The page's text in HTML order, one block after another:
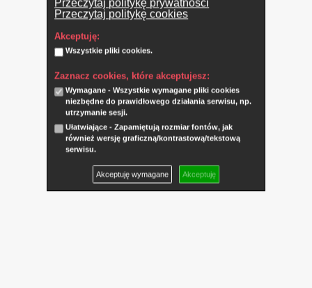
Przeczytaj politykę prywatności
Przeczytaj politykę cookies
Akceptuję:
Wszystkie pliki cookies.
Zaznacz cookies, które akceptujesz:
Wymagane - Wszystkie wymagane pliki cookies
niezbędne do prawidłowego działania serwisu, np.
utrzymanie sesji.
Ułatwiające - Zapamiętują rozmiar fontów, jak
również wersję graficzną/kontrastową/tekstową
serwisu.
Akceptuję wymagane Akceptuję